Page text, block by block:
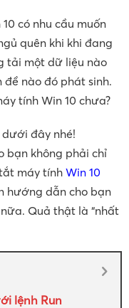
có nhu cầu muốn
quên khi khi đang
tải một dữ liệu nào
nào đó phát sinh.
tính Win 10 chưa?
đây nhé!
bạn không phải chỉ
máy tính Win 10
hướng dẫn cho bạn
Quả thật là “nhất
lệnh Run